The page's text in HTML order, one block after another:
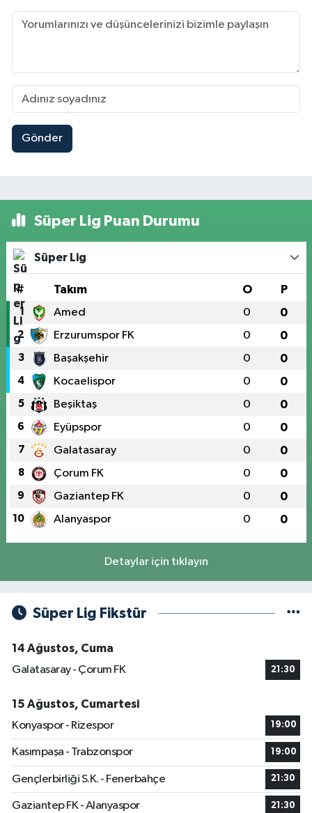
Gönder
Süper Lig Puan Durumu
Süper Lig
# Takım O P
1 Amed 0 0
2 Erzurumspor FK 0 0
3 Başakşehir 0 0
4 Kocaelispor 0 0
5 Beşiktaş 0 0
6 Eyüpspor 0 0
7 Galatasaray 0 0
8 Çorum FK 0 0
9 Gaziantep FK 0 0
10 Alanyaspor 0 0
Detaylar için tıklayın
Süper Lig Fikstür
14 Ağustos, Cuma
Galatasaray - Çorum FK
21:30
15 Ağustos, Cumartesi
Konyaspor - Rizespor
19:00
Kasımpaşa - Trabzonspor 19:00
Gençlerbirliği S.K. - Fenerbahçe 21:30
Gaziantep FK - Alanyaspor 21:30